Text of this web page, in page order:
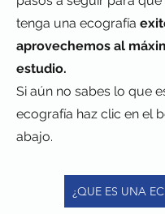
tenga una ecografía
aprovechemos al
estudio.
Si aún no sabes lo que
ecografía haz clic en el
abajo.